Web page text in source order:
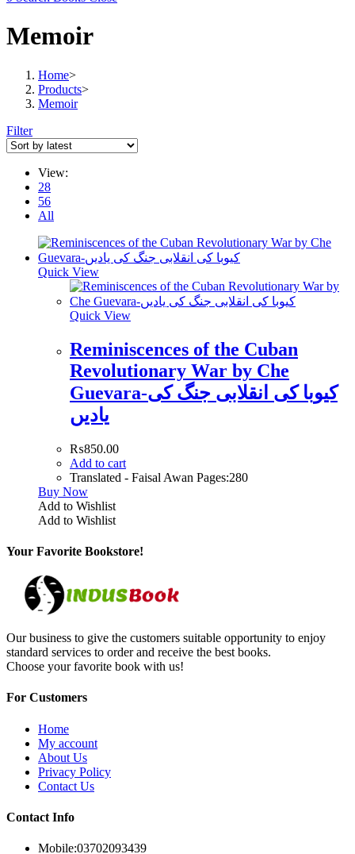
Memoir
Home>
Products>
Memoir
Filter
View:
28
56
All
Quick View
Quick View
Reminiscences of the Cuban
Revolutionary War by Che
Guevara-کیوبا کی انقلابی جنگ کی
یادیں
₨850.00
Add to cart
Translated - Faisal Awan Pages:280
Buy Now
Add to Wishlist
Add to Wishlist
Your Favorite Bookstore!
Our business to give the customers suitable opportunity to enjoy
standard services to order and receive the best books.
Choose your favorite book with us!
For Customers
Home
My account
About Us
Privacy Policy
Contact Us
Contact Info
Mobile:03702093439